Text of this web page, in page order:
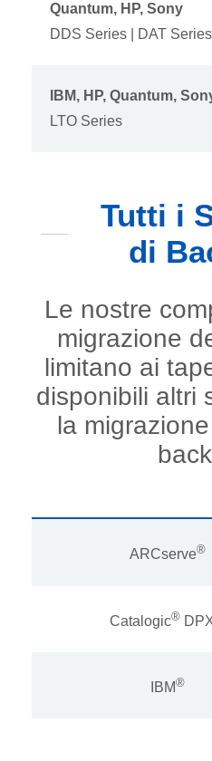
Quantum, HP, Sony
DDS Series | DAT Series
IBM, HP, Quantum,
LTO Series
Tutti i
di
Le nostre
migrazione
limitano ai
disponibili altri
la
ARCserve®
Catalogic®
IBM®